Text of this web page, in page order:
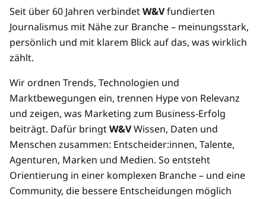
Mehrere/übertragbare Zugänge
Seit über 60 Jahren verbindetW&Vfundierten
Journalismus mit Nähe zur Branche – meinungsstark,
persönlich und mit klarem Blick auf das, was wirklich
zählt.
Wir ordnen Trends, Technologien und
Marktbewegungen ein, trennen Hype von Relevanz
und zeigen, was Marketing zum Business-Erfolg
beiträgt. Dafür bringtW&VWissen, Daten und
Menschen zusammen: Entscheider:innen, Talente,
Agenturen, Marken und Medien. So entsteht
Orientierung in einer komplexen Branche – und eine
Community, die bessere Entscheidungen möglich